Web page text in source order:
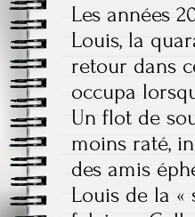
Les années
Louis, la
retour dans
occupa
Un flot de
moins raté,
des amis
Louis de la «